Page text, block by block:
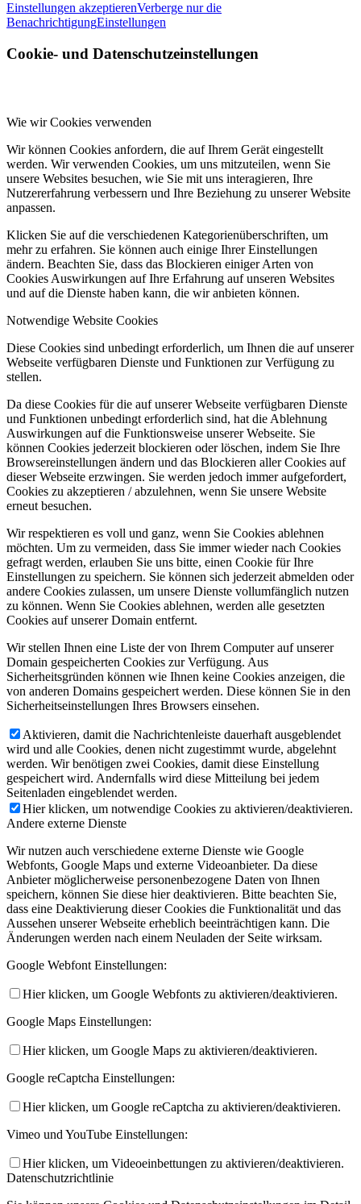
Einstellungen akzeptierenVerberge nur die
BenachrichtigungEinstellungen
Cookie- und Datenschutzeinstellungen
Wie wir Cookies verwenden
Wir können Cookies anfordern, die auf Ihrem Gerät eingestellt
werden. Wir verwenden Cookies, um uns mitzuteilen, wenn Sie
unsere Websites besuchen, wie Sie mit uns interagieren, Ihre
Nutzererfahrung verbessern und Ihre Beziehung zu unserer Website
anpassen.
Klicken Sie auf die verschiedenen Kategorienüberschriften, um
mehr zu erfahren. Sie können auch einige Ihrer Einstellungen
ändern. Beachten Sie, dass das Blockieren einiger Arten von
Cookies Auswirkungen auf Ihre Erfahrung auf unseren Websites
und auf die Dienste haben kann, die wir anbieten können.
Notwendige Website Cookies
Diese Cookies sind unbedingt erforderlich, um Ihnen die auf unserer
Webseite verfügbaren Dienste und Funktionen zur Verfügung zu
stellen.
Da diese Cookies für die auf unserer Webseite verfügbaren Dienste
und Funktionen unbedingt erforderlich sind, hat die Ablehnung
Auswirkungen auf die Funktionsweise unserer Webseite. Sie
können Cookies jederzeit blockieren oder löschen, indem Sie Ihre
Browsereinstellungen ändern und das Blockieren aller Cookies auf
dieser Webseite erzwingen. Sie werden jedoch immer aufgefordert,
Cookies zu akzeptieren / abzulehnen, wenn Sie unsere Website
erneut besuchen.
Wir respektieren es voll und ganz, wenn Sie Cookies ablehnen
möchten. Um zu vermeiden, dass Sie immer wieder nach Cookies
gefragt werden, erlauben Sie uns bitte, einen Cookie für Ihre
Einstellungen zu speichern. Sie können sich jederzeit abmelden oder
andere Cookies zulassen, um unsere Dienste vollumfänglich nutzen
zu können. Wenn Sie Cookies ablehnen, werden alle gesetzten
Cookies auf unserer Domain entfernt.
Wir stellen Ihnen eine Liste der von Ihrem Computer auf unserer
Domain gespeicherten Cookies zur Verfügung. Aus
Sicherheitsgründen können wie Ihnen keine Cookies anzeigen, die
von anderen Domains gespeichert werden. Diese können Sie in den
Sicherheitseinstellungen Ihres Browsers einsehen.
Aktivieren, damit die Nachrichtenleiste dauerhaft ausgeblendet
wird und alle Cookies, denen nicht zugestimmt wurde, abgelehnt
werden. Wir benötigen zwei Cookies, damit diese Einstellung
gespeichert wird. Andernfalls wird diese Mitteilung bei jedem
Seitenladen eingeblendet werden.
Hier klicken, um notwendige Cookies zu aktivieren/deaktivieren.
Andere externe Dienste
Wir nutzen auch verschiedene externe Dienste wie Google
Webfonts, Google Maps und externe Videoanbieter. Da diese
Anbieter möglicherweise personenbezogene Daten von Ihnen
speichern, können Sie diese hier deaktivieren. Bitte beachten Sie,
dass eine Deaktivierung dieser Cookies die Funktionalität und das
Aussehen unserer Webseite erheblich beeinträchtigen kann. Die
Änderungen werden nach einem Neuladen der Seite wirksam.
Google Webfont Einstellungen:
Hier klicken, um Google Webfonts zu aktivieren/deaktivieren.
Google Maps Einstellungen:
Hier klicken, um Google Maps zu aktivieren/deaktivieren.
Google reCaptcha Einstellungen:
Hier klicken, um Google reCaptcha zu aktivieren/deaktivieren.
Vimeo und YouTube Einstellungen:
Hier klicken, um Videoeinbettungen zu aktivieren/deaktivieren.
Datenschutzrichtlinie